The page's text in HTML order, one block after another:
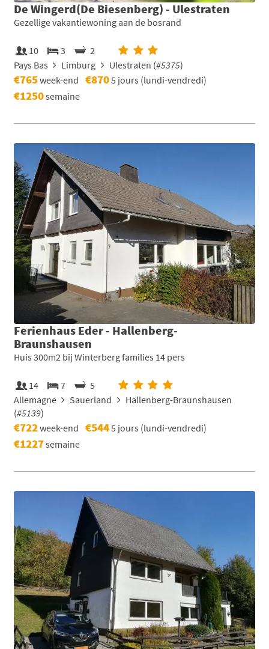
De Wingerd(De Biesenberg) - Ulestraten
Gezellige vakantiewoning aan de bosrand
10 3
2
Pays Bas
Limburg Ulestraten (#5375)
€765week-end €8705 jours (lundi-vendredi)
€1250semaine
Ferienhaus Eder - Hallenberg-
Braunshausen
Huis 300m2 bij Winterberg families 14 pers
14 7
5
Allemagne
Sauerland
Hallenberg-Braunshausen
(#5139)
€722week-end €5445 jours (lundi-vendredi)
€1227semaine